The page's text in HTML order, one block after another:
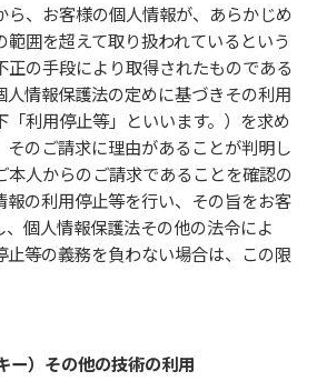
ら、お客様の個人情報が、あらかじめ
範囲を超えて取り扱われているという
正の手段により取得されたものである
人情報保護法の定めに基づきその利用
「利用停止等」といいます。）を求め
そのご請求に理由があることが判明し
本人からのご請求であることを確認の
報の利用停止等を行い、その旨をお客
個人情報保護法その他の法令によ
止等の義務を負わない場合は、この限
）その他の技術の利用